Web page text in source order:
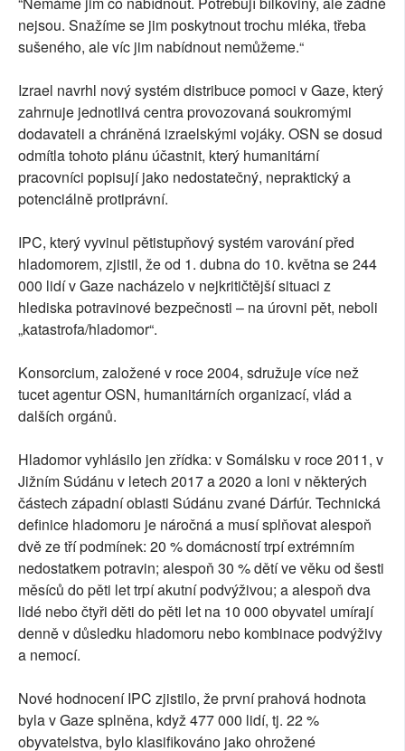
nejsou. Snažíme se jim poskytnout trochu mléka, třeba
sušeného, ale víc jim nabídnout nemůžeme.“
Izrael navrhl nový systém distribuce pomoci v Gaze, který
zahrnuje jednotlivá centra provozovaná soukromými
dodavateli a chráněná izraelskými vojáky. OSN se dosud
odmítla tohoto plánu účastnit, který humanitární
pracovníci popisují jako nedostatečný, nepraktický a
potenciálně protiprávní.
IPC, který vyvinul pětistupňový systém varování před
hladomorem, zjistil, že od 1. dubna do 10. května se 244
000 lidí v Gaze nacházelo v nejkritičtější situaci z
hlediska potravinové bezpečnosti – na úrovni pět, neboli
„katastrofa/hladomor“.
Konsorcium, založené v roce 2004, sdružuje více než
tucet agentur OSN, humanitárních organizací, vlád a
dalších orgánů.
Hladomor vyhlásilo jen zřídka: v Somálsku v roce 2011, v
Jižním Súdánu v letech 2017 a 2020 a loni v některých
částech západní oblasti Súdánu zvané Dárfúr. Technická
definice hladomoru je náročná a musí splňovat alespoň
dvě ze tří podmínek: 20 % domácností trpí extrémním
nedostatkem potravin; alespoň 30 % dětí ve věku od šesti
měsíců do pěti let trpí akutní podvýživou; a alespoň dva
lidé nebo čtyři děti do pěti let na 10 000 obyvatel umírají
denně v důsledku hladomoru nebo kombinace podvýživy
a nemocí.
Nové hodnocení IPC zjistilo, že první prahová hodnota
byla v Gaze splněna, když 477 000 lidí, tj. 22 %
obyvatelstva, bylo klasifikováno jako ohrožené